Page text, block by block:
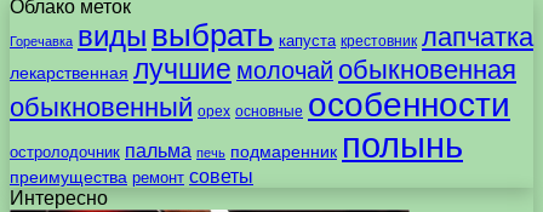
Облако меток
Горечавка виды выбрать капуста крестовник лапчатка
лекарственная лучшие молочай обыкновенная
обыкновенный орех основные особенности
остролодочник пальма печь подмаренник полынь
преимущества ремонт советы
Интересно